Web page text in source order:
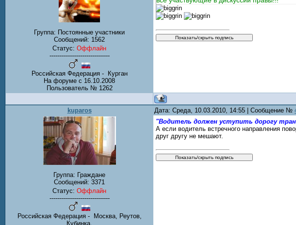
Группа: Постоянные участники
Сообщений: 1562
Статус: Оффлайн
-------------------------------
Российская Федерация - Курган
На форуме с 16.10.2008
Пользователь № 1262
kuparos Дата: Среда, 10.03.2010, 14:55 | Сообщение №
Группа: Граждане
Сообщений: 3371
Статус: Оффлайн
-------------------------------
Российская Федерация - Москва, Реутов,
Кубинка.
"Водитель должен уступить дорогу
А если водитель встречного направления
друг другу не мешают.